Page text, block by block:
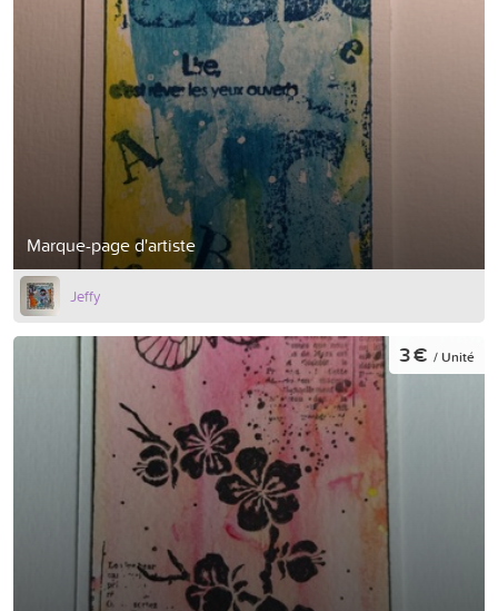
Marque-page d'artiste
Jeffy
3 € / Unité